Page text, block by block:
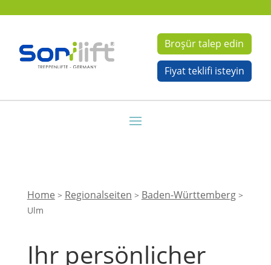
Broşür talep edin
Fiyat teklifi isteyin
Home > Regionalseiten > Baden-Württemberg>
Ulm
Ihr persönlicher